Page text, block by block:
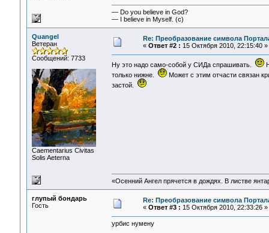
— Do you believe in God?
— I believe in Myself. (c)
Quangel
Ветеран
Сообщений: 7733
Сaementarius Civitas
Solis Aeterna
Re: Преобразование символа
« Ответ #2 : 15 Октября 2010, 22:15:40 »
Ну это надо само-собой у СИДа спрашивать.
только нижне.
Может с этим отчасти связан
застой.
«Осенний Ангел прячется в дождях. В листве
глупый бондарь
Гость
Re: Преобразование символа
« Ответ #3 : 15 Октября 2010, 22:33:26 »
урбис нумену